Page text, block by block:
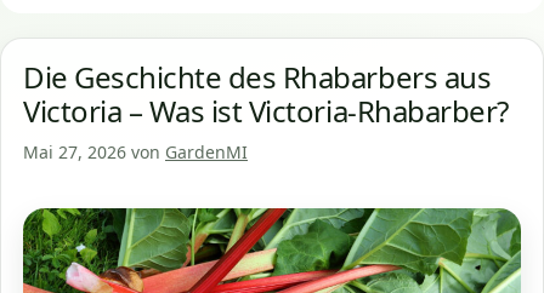
Die Geschichte des Rhabarbers aus
Victoria – Was ist Victoria-Rhabarber?
Mai 27, 2026 von GardenMI